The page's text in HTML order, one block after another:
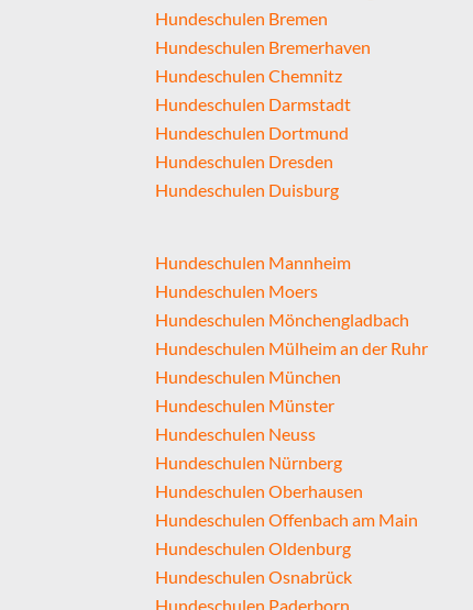
Hundeschulen Bremen
Hundeschulen Bremerhaven
Hundeschulen Chemnitz
Hundeschulen Darmstadt
Hundeschulen Dortmund
Hundeschulen Dresden
Hundeschulen Duisburg
Hundeschulen Mannheim
Hundeschulen Moers
Hundeschulen Mönchengladbach
Hundeschulen Mülheim an der Ruhr
Hundeschulen München
Hundeschulen Münster
Hundeschulen Neuss
Hundeschulen Nürnberg
Hundeschulen Oberhausen
Hundeschulen Offenbach am Main
Hundeschulen Oldenburg
Hundeschulen Osnabrück
Hundeschulen Paderborn